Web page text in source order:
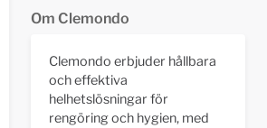
Om Clemondo
Clemondo erbjuder hållbara
och effektiva
helhetslösningar för
rengöring och hygien, med